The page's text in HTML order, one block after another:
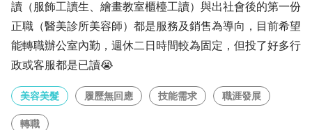
讀（服飾工讀生、繪畫教室櫃檯工讀）與出社會後的第一份
正職（醫美診所美容師）都是服務及銷售為導向，目前希望
能轉職辦公室內勤，週休二日時間較為固定，但投了好多行
政或客服都是已讀😭
美容美髮 履歷無回應 技能需求 職涯發展
轉職